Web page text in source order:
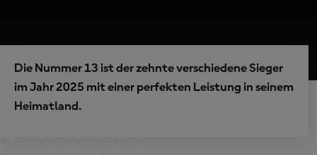
Die Nummer 13 ist der zehnte verschiedene Sieger
im Jahr 2025 mit einer perfekten Leistung in seinem
Heimatland.